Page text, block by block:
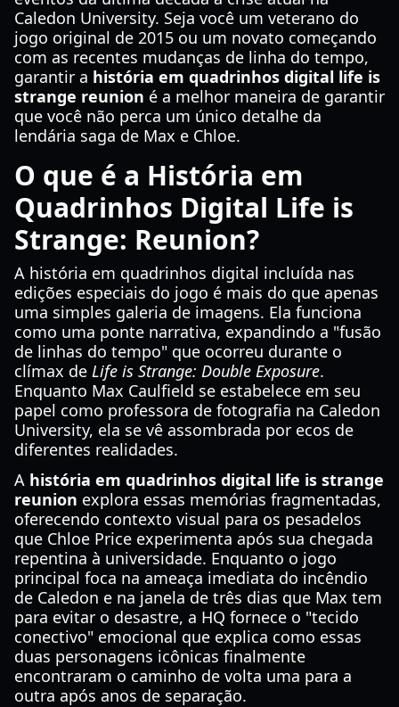
Caledon University. Seja você um veterano do
jogo original de 2015 ou um novato começando
com as recentes mudanças de linha do tempo,
garantir a história em quadrinhos digital life is
strange reunion é a melhor maneira de garantir
que você não perca um único detalhe da
lendária saga de Max e Chloe.
O que é a História em
Quadrinhos Digital Life is
Strange: Reunion?
A história em quadrinhos digital incluída nas
edições especiais do jogo é mais do que apenas
uma simples galeria de imagens. Ela funciona
como uma ponte narrativa, expandindo a "fusão
de linhas do tempo" que ocorreu durante o
clímax de Life is Strange: Double Exposure.
Enquanto Max Caulfield se estabelece em seu
papel como professora de fotografia na Caledon
University, ela se vê assombrada por ecos de
diferentes realidades.
A história em quadrinhos digital life is strange
reunion explora essas memórias fragmentadas,
oferecendo contexto visual para os pesadelos
que Chloe Price experimenta após sua chegada
repentina à universidade. Enquanto o jogo
principal foca na ameaça imediata do incêndio
de Caledon e na janela de três dias que Max tem
para evitar o desastre, a HQ fornece o "tecido
conectivo" emocional que explica como essas
duas personagens icônicas finalmente
encontraram o caminho de volta uma para a
outra após anos de separação.